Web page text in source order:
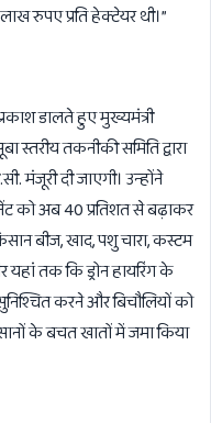
रुपए प्रति हेक्टेयर थी।”
डालते हुए मुख्यमंत्री
तकनीकी समिति द्वारा
मंजूरी दी जाएगी। उन्होंने
को अब 40 प्रतिशत से बढ़ाकर
बीज, खाद, पशु चारा, कस्टम
तक कि ड्रोन हायरिंग के
करने और बिचौलियों को
के बचत खातों में जमा किया